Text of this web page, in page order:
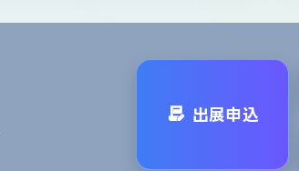
出展申込